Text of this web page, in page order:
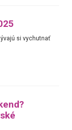
si vychutnať